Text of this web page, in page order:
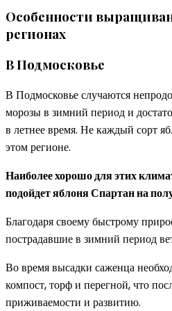
Особенности
регионах
В Подмосковье
В Подмосковье случаются
морозы в зимний период и
в летнее время. Не каждый сорт
этом регионе.
Наиболее хорошо для этих
подойдет яблоня Спартан на
Благодаря своему быстрому
пострадавшие в зимний период
Во время высадки саженца
компост, торф и перегной, что
приживаемости и развитию.